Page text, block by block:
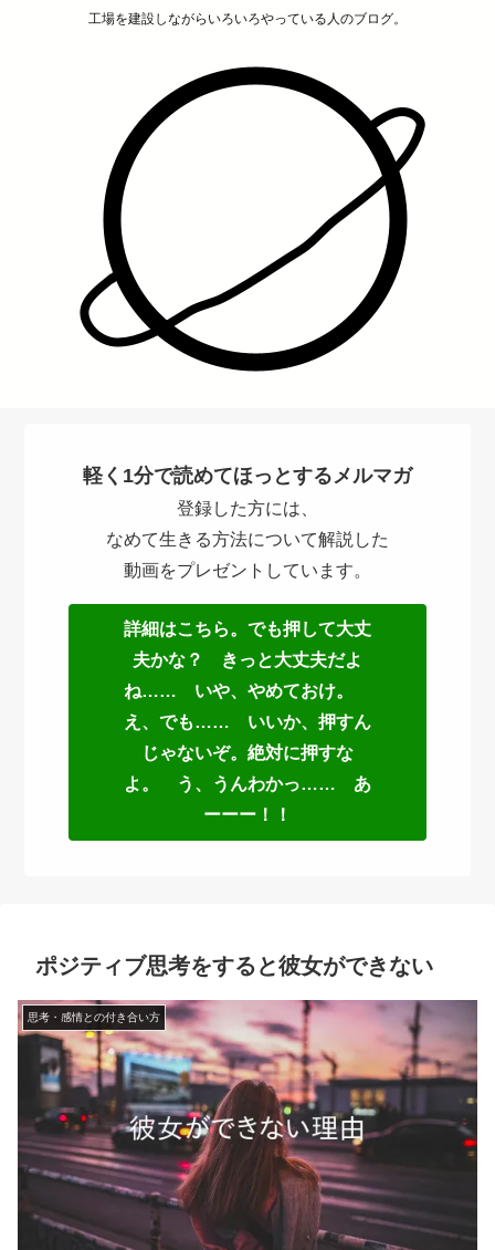
工場を建設しながらいろいろやっている人のブログ。
軽く1分で読めてほっとするメルマガ
登録した方には、
なめて生きる方法について解説した
動画をプレゼントしています。
詳細はこちら。でも押して大丈
夫かな？ きっと大丈夫だよ
ね…… いや、やめておけ。
え、でも…… いいか、押すん
じゃないぞ。絶対に押すな
よ。 う、うんわかっ…… あ
ーーー！！
ポジティブ思考をすると彼女ができない
思考・感情との付き合い方